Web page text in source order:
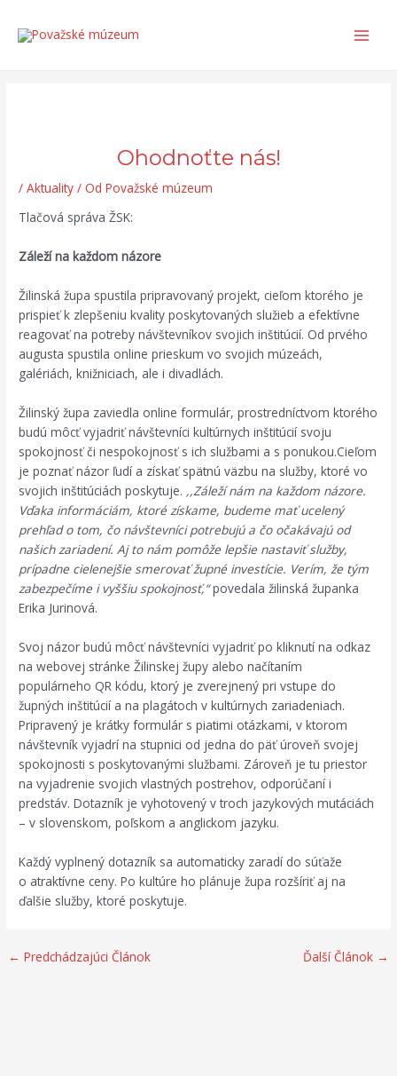
obsah
Ohodnoťte nás!
/Aktuality / Od Považské múzeum
Tlačová správa ŽSK:
Záleží na každom názore
Žilinská župa spustila pripravovaný projekt, cieľom ktorého je
prispieť k zlepšeniu kvality poskytovaných služieb a efektívne
reagovať na potreby návštevníkov svojich inštitúcií. Od prvého
augusta spustila online prieskum vo svojich múzeách,
galériách, knižniciach, ale i divadlách.
Žilinský župa zaviedla online formulár, prostredníctvom ktorého
budú môcť vyjadriť návštevníci kultúrnych inštitúcií svoju
spokojnosť či nespokojnosť s ich službami a s ponukou.Cieľom
je poznať názor ľudí a získať spätnú väzbu na služby, ktoré vo
svojich inštitúciách poskytuje. ,,Záleží nám na každom názore.
Vďaka informáciám, ktoré získame, budeme mať ucelený
prehľad o tom, čo návštevníci potrebujú a čo očakávajú od
našich zariadení. Aj to nám pomôže lepšie nastaviť služby,
prípadne cielenejšie smerovať župné investície. Verím, že tým
zabezpečíme i vyššiu spokojnosť,“povedala žilinská županka
Erika Jurinová.
Svoj názor budú môcť návštevníci vyjadriť po kliknutí na odkaz
na webovej stránke Žilinskej župy alebo načítaním
populárneho QR kódu, ktorý je zverejnený pri vstupe do
župných inštitúcií a na plagátoch v kultúrnych zariadeniach.
Pripravený je krátky formulár s piatimi otázkami, v ktorom
návštevník vyjadrí na stupnici od jedna do päť úroveň svojej
spokojnosti s poskytovanými službami. Zároveň je tu priestor
na vyjadrenie svojich vlastných postrehov, odporúčaní i
predstáv. Dotazník je vyhotovený v troch jazykových mutáciách
– v slovenskom, poľskom a anglickom jazyku.
Každý vyplnený dotazník sa automaticky zaradí do súťaže
o atraktívne ceny. Po kultúre ho plánuje župa rozšíriť aj na
ďalšie služby, ktoré poskytuje.
navigation
← Predchádzajúci Článok Ďalší Článok →